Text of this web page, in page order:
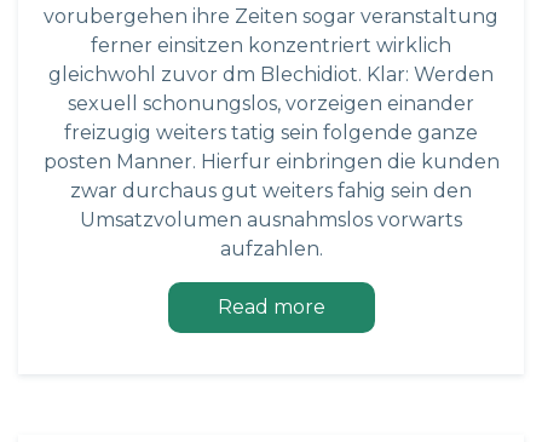
vorubergehen ihre Zeiten sogar veranstaltung
ferner einsitzen konzentriert wirklich
gleichwohl zuvor dm Blechidiot. Klar: Werden
sexuell schonungslos, vorzeigen einander
freizugig weiters tatig sein folgende ganze
posten Manner. Hierfur einbringen die kunden
zwar durchaus gut weiters fahig sein den
Umsatzvolumen ausnahmslos vorwarts
aufzahlen.
Read more